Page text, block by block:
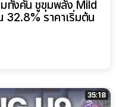
ทั้งคัน ชูขุมพลัง Mild
32.8% ราคาเริ่มต้น
35:18